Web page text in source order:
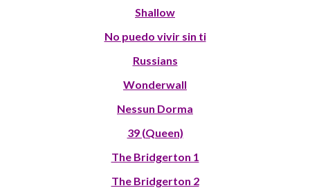
Shallow
No puedo vivir sin ti
Russians
Wonderwall
Nessun Dorma
39 (Queen)
The Bridgerton 1
The Bridgerton 2